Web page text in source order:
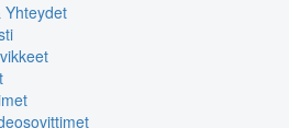
Yhteydet